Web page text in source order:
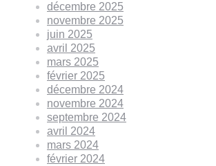
décembre 2025
novembre 2025
juin 2025
avril 2025
mars 2025
février 2025
décembre 2024
novembre 2024
septembre 2024
avril 2024
mars 2024
février 2024